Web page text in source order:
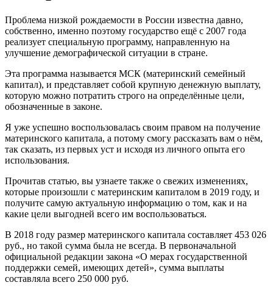
Проблема низкой рождаемости в России известна давно,
собственно, именно поэтому государство ещё с 2007 года
реализует специальную программу, направленную на
улучшение демографической ситуации в стране.
Эта программа называется МСК (материнский семейный
капитал), и представляет собой крупную денежную выплату,
которую можно потратить строго на определённые цели,
обозначенные в законе.
Я уже успешно воспользовалась своим правом на получение
материнского капитала, а потому смогу рассказать вам о нём,
так сказать, из первых уст и исходя из личного опыта его
использования.
Прочитав статью, вы узнаете также о свежих изменениях,
которые произошли с материнским капиталом в 2019 году, и
получите самую актуальную информацию о том, как и на
какие цели выгодней всего им воспользоваться.
В 2018 году размер материнского капитала составляет 453 026
руб., но такой сумма была не всегда. В первоначальной
официальной редакции закона «О мерах государственной
поддержки семей, имеющих детей», сумма выплаты
составляла всего 250 000 руб.